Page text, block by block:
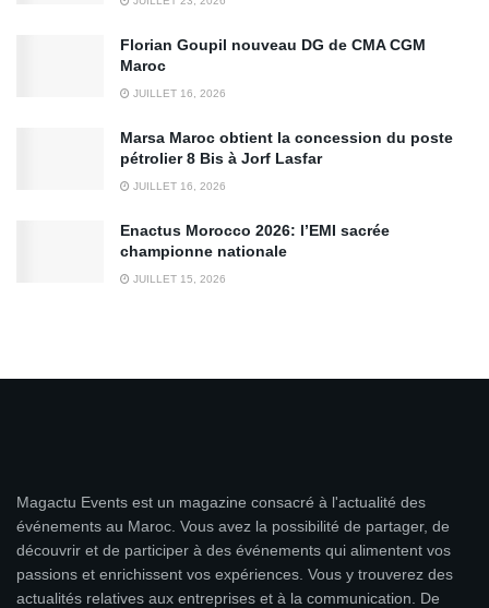
Florian Goupil nouveau DG de CMA CGM
Maroc
JUILLET 16, 2026
Marsa Maroc obtient la concession du poste
pétrolier 8 Bis à Jorf Lasfar
JUILLET 16, 2026
Enactus Morocco 2026: l’EMI sacrée
championne nationale
JUILLET 15, 2026
Magactu Events est un magazine consacré à l'actualité des
événements au Maroc. Vous avez la possibilité de partager, de
découvrir et de participer à des événements qui alimentent vos
passions et enrichissent vos expériences. Vous y trouverez des
actualités relatives aux entreprises et à la communication. De